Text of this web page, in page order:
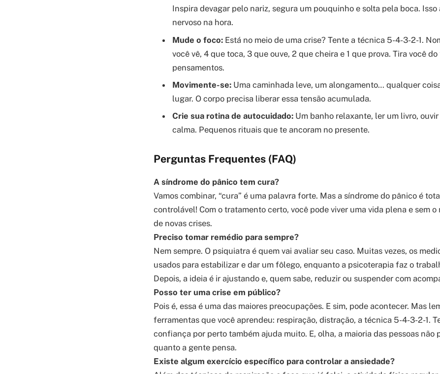
Inspira devagar pelo nariz, segura um pouquinho e solta pela boca. Isso
nervoso na hora.
Mude o foco: Está no meio de uma crise? Tente a técnica 5-4-3-2-1.
você vê, 4 que toca, 3 que ouve, 2 que cheira e 1 que prova. Tira você
pensamentos.
Movimente-se: Uma caminhada leve, um alongamento… qualquer
lugar. O corpo precisa liberar essa tensão acumulada.
Crie sua rotina de autocuidado: Um banho relaxante, ler um livro,
calma. Pequenos rituais que te ancoram no presente.
Perguntas Frequentes (FAQ)
A síndrome do pânico tem cura?
Vamos combinar, “cura” é uma palavra forte. Mas a síndrome do pânico é
controlável! Com o tratamento certo, você pode viver uma vida plena e sem
de novas crises.
Preciso tomar remédio para sempre?
Nem sempre. O psiquiatra é quem vai avaliar seu caso. Muitas vezes, os
usados para estabilizar e dar um fôlego, enquanto a psicoterapia faz o
Depois, a ideia é ir ajustando e, quem sabe, reduzir ou suspender com
Posso ter uma crise em público?
Pois é, essa é uma das maiores preocupações. E sim, pode acontecer. Mas
ferramentas que você aprendeu: respiração, distração, a técnica 5-4-3-2-1.
confiança por perto também ajuda muito. E, olha, a maioria das pessoas não
quanto a gente pensa.
Existe algum exercício específico para controlar a ansiedade?